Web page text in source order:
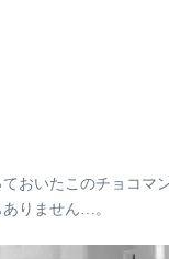
おいたこのチョコマ
りません…。